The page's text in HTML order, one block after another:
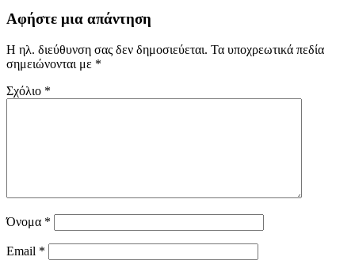
Αφήστε μια απάντηση
Η ηλ. διεύθυνση σας δεν δημοσιεύεται. Τα υποχρεωτικά πεδία
σημειώνονται με *
Σχόλιο *
Όνομα *
Email *